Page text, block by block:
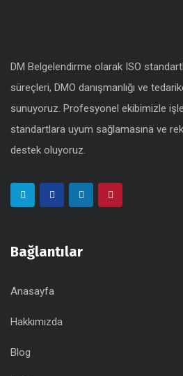
DM Belgelendirme olarak ISO
süreçleri, DMO danışmanlığı ve
sunuyoruz. Profesyonel ekibimizle
standartlara uyum sağlamasına ve
destek oluyoruz.
Bağlantılar
Anasayfa
Hakkımızda
Blog